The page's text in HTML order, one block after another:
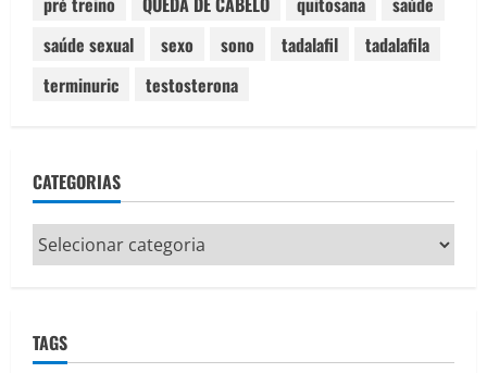
saúde sexual
sexo sono tadalafil
tadalafila
terminuric
testosterona
CATEGORIAS
Categorias
TAGS